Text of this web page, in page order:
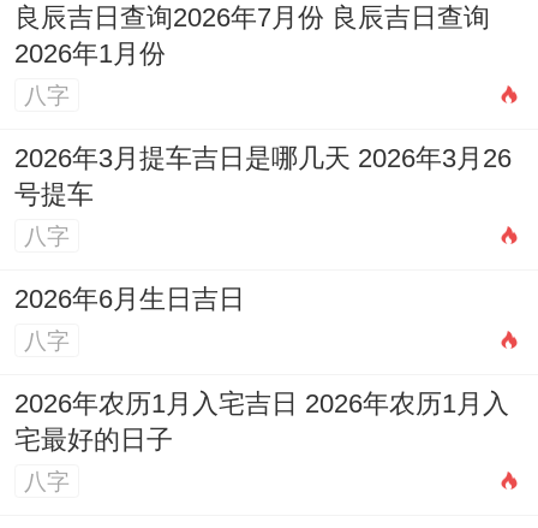
良辰吉日查询2026年7月份 良辰吉日查询
2026年1月份
八字
2026年3月提车吉日是哪几天 2026年3月26
号提车
八字
2026年6月生日吉日
八字
2026年农历1月入宅吉日 2026年农历1月入
宅最好的日子
八字